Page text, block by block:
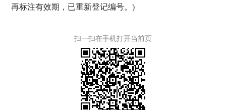
再标注有效期，已重新登记编号。)
扫一扫在手机打开当前页